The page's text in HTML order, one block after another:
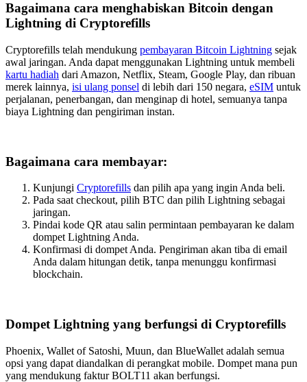
Bagaimana cara menghabiskan Bitcoin dengan
Lightning di Cryptorefills
Cryptorefills telah mendukung pembayaran Bitcoin Lightning sejak
awal jaringan. Anda dapat menggunakan Lightning untuk membeli
kartu hadiah dari Amazon, Netflix, Steam, Google Play, dan ribuan
merek lainnya, isi ulang ponsel di lebih dari 150 negara, eSIM untuk
perjalanan, penerbangan, dan menginap di hotel, semuanya tanpa
biaya Lightning dan pengiriman instan.
Bagaimana cara membayar:
Kunjungi Cryptorefills dan pilih apa yang ingin Anda beli.
Pada saat checkout, pilih BTC dan pilih Lightning sebagai
jaringan.
Pindai kode QR atau salin permintaan pembayaran ke dalam
dompet Lightning Anda.
Konfirmasi di dompet Anda. Pengiriman akan tiba di email
Anda dalam hitungan detik, tanpa menunggu konfirmasi
blockchain.
Dompet Lightning yang berfungsi di Cryptorefills
Phoenix, Wallet of Satoshi, Muun, dan BlueWallet adalah semua
opsi yang dapat diandalkan di perangkat mobile. Dompet mana pun
yang mendukung faktur BOLT11 akan berfungsi.